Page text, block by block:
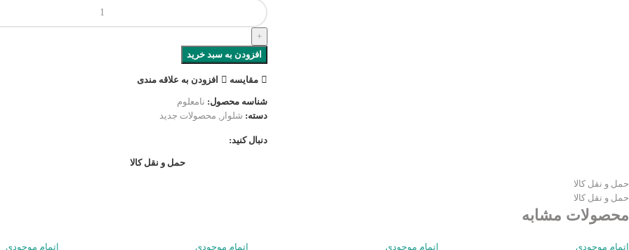
افزودن به سبد خرید
مقایسه افزودن به علاقه مندی
شناسه محصول: نامعلوم
دسته: شلوار, محصولات جدید
دنبال کنید:
حمل و نقل کالا
حمل و نقل کالا
حمل و نقل کالا
محصولات مشابه
اتمام موجودی اتمام موجودی اتمام موجودی اتمام موجودی